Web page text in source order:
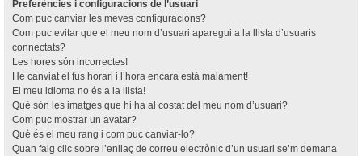
Preferències i configuracions de l’usuari
Com puc canviar les meves configuracions?
Com puc evitar que el meu nom d’usuari aparegui a la llista d’usuaris
connectats?
Les hores són incorrectes!
He canviat el fus horari i l’hora encara està malament!
El meu idioma no és a la llista!
Què són les imatges que hi ha al costat del meu nom d’usuari?
Com puc mostrar un avatar?
Què és el meu rang i com puc canviar-lo?
Quan faig clic sobre l’enllaç de correu electrònic d’un usuari se’m demana